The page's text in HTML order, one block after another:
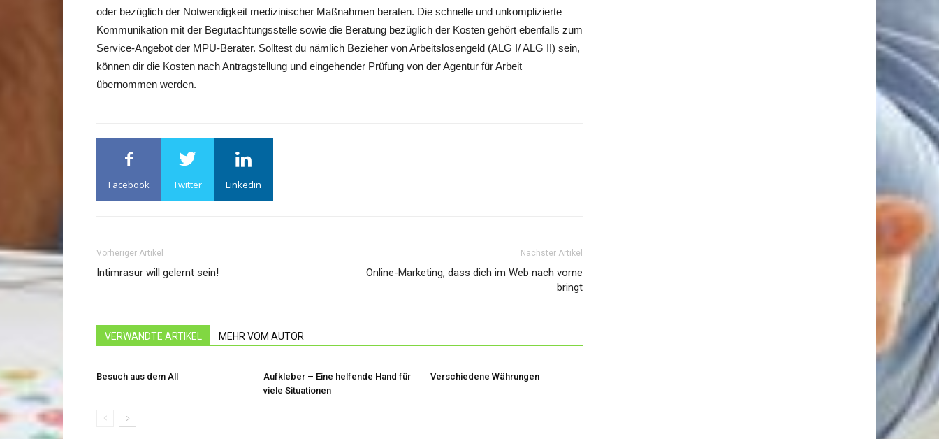
oder bezüglich der Notwendigkeit medizinischer Maßnahmen beraten. Die schnelle und unkomplizierte
Kommunikation mit der Begutachtungsstelle sowie die Beratung bezüglich der Kosten gehört ebenfalls zum
Service-Angebot der MPU-Berater. Solltest du nämlich Bezieher von Arbeitslosengeld (ALG I/ ALG II) sein,
können dir die Kosten nach Antragstellung und eingehender Prüfung von der Agentur für Arbeit
übernommen werden.
Facebook Twitter Linkedin
Vorheriger Artikel
Intimrasur will gelernt sein!
Nächster Artikel
Online-Marketing, dass dich im Web nach vorne
bringt
VERWANDTE ARTIKEL MEHR VOM AUTOR
Besuch aus dem All
Aufkleber – Eine helfende Hand für
viele Situationen
Verschiedene Währungen